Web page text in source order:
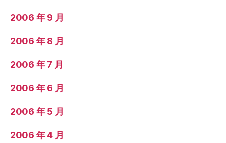
2006 年 9 月
2006 年 8 月
2006 年 7 月
2006 年 6 月
2006 年 5 月
2006 年 4 月